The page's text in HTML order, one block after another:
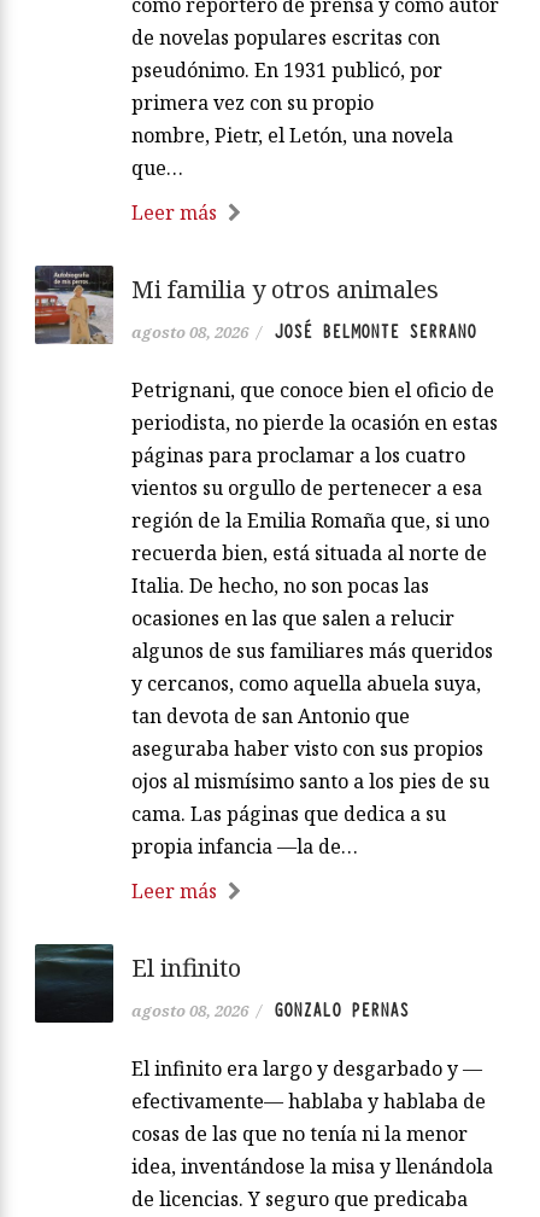
de novelas populares escritas con
pseudónimo. En 1931 publicó, por
primera vez con su propio
nombre, Pietr, el Letón, una novela
que…
Leer más
Mi familia y otros animales
agosto 08, 2026 / JOSÉ BELMONTE SERRANO
Petrignani, que conoce bien el oficio de
periodista, no pierde la ocasión en estas
páginas para proclamar a los cuatro
vientos su orgullo de pertenecer a esa
región de la Emilia Romaña que, si uno
recuerda bien, está situada al norte de
Italia. De hecho, no son pocas las
ocasiones en las que salen a relucir
algunos de sus familiares más queridos
y cercanos, como aquella abuela suya,
tan devota de san Antonio que
aseguraba haber visto con sus propios
ojos al mismísimo santo a los pies de su
cama. Las páginas que dedica a su
propia infancia —la de…
Leer más
El infinito
agosto 08, 2026 / GONZALO PERNAS
El infinito era largo y desgarbado y —
efectivamente— hablaba y hablaba de
cosas de las que no tenía ni la menor
idea, inventándose la misa y llenándola
de licencias. Y seguro que predicaba